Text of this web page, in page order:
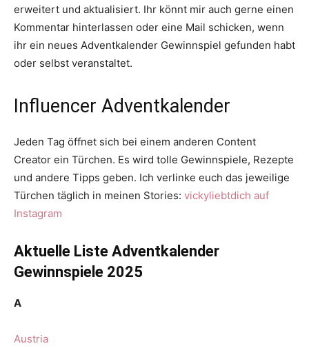
erweitert und aktualisiert. Ihr könnt mir auch gerne einen
Kommentar hinterlassen oder eine Mail schicken, wenn
ihr ein neues Adventkalender Gewinnspiel gefunden habt
oder selbst veranstaltet.
Influencer Adventkalender
Jeden Tag öffnet sich bei einem anderen Content
Creator ein Türchen. Es wird tolle Gewinnspiele, Rezepte
und andere Tipps geben. Ich verlinke euch das jeweilige
Türchen täglich in meinen Stories: vickyliebtdich auf
Instagram
Aktuelle Liste Adventkalender
Gewinnspiele 2025
A
Austria